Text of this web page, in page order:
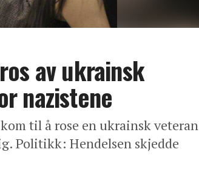
av ukrainsk
nazistene
til å rose en ukrainsk veteran
Politikk: Hendelsen skjedde